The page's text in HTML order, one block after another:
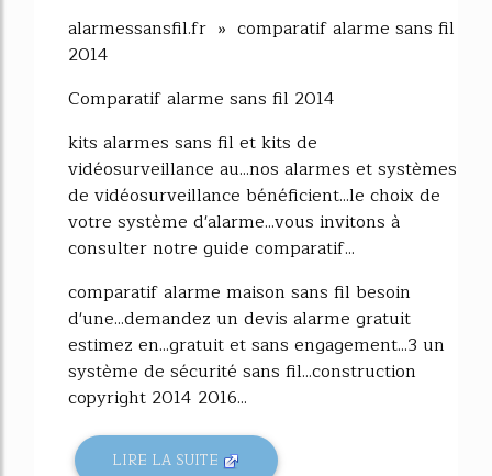
alarmessansfil.fr » comparatif alarme sans fil
2014
Comparatif alarme sans fil 2014
kits alarmes sans fil et kits de
vidéosurveillance au...nos alarmes et systèmes
de vidéosurveillance bénéficient...le choix de
votre système d'alarme...vous invitons à
consulter notre guide comparatif...
comparatif alarme maison sans fil besoin
d'une...demandez un devis alarme gratuit
estimez en...gratuit et sans engagement...3 un
système de sécurité sans fil...construction
copyright 2014 2016...
LIRE LA SUITE